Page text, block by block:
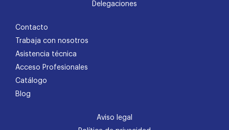
Delegaciones
Contacto
Trabaja con nosotros
Asistencia técnica
Acceso Profesionales
Catálogo
Blog
Aviso legal